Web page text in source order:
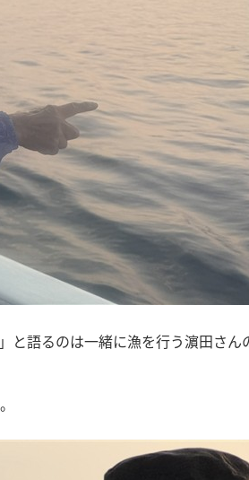
と語るのは一緒に漁を行う濵田さん